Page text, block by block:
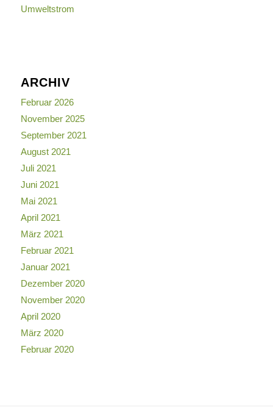
Umweltstrom
ARCHIV
Februar 2026
November 2025
September 2021
August 2021
Juli 2021
Juni 2021
Mai 2021
April 2021
März 2021
Februar 2021
Januar 2021
Dezember 2020
November 2020
April 2020
März 2020
Februar 2020